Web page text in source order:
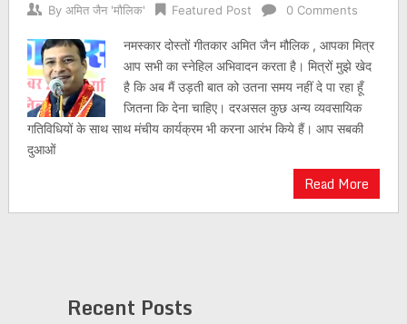
By अमित जैन 'मौलिक' Featured Post 0 Comments
नमस्कार दोस्तों गीतकार अमित जैन मौलिक , आपका मित्र
आप सभी का स्नेहिल अभिवादन करता है। मित्रों मुझे खेद
है कि अब मैं उड़ती बात को उतना समय नहीं दे पा रहा हूँ
जितना कि देना चाहिए। दरअसल कुछ अन्य व्यवसायिक
गतिविधियों के साथ साथ मंचीय कार्यक्रम भी करना आरंभ किये हैं। आप सबकी
दुआओं
Read More
Recent Posts